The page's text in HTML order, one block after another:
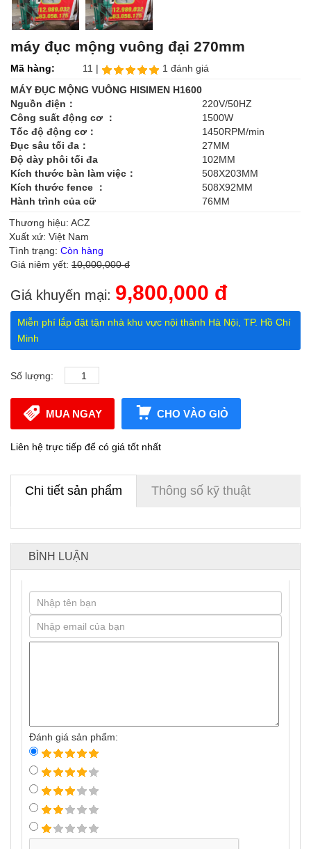
máy đục mộng vuông đại 270mm
Mã hàng: 11 |
1 đánh giá
MÁY ĐỤC MỘNG VUÔNG HISIMEN H1600
Nguồn điện ：
220V/50HZ
Công suất động cơ
：
1500W
Tốc độ động cơ ：
1450RPM/min
Đục sâu tối đa ：
27MM
Độ dày phôi tối đa
102MM
Kích thước bàn làm việc ：
508X203MM
Kích thước fence
：
508X92MM
Hành trình của cữ
76MM
Thương hiệu: ACZ
Xuất xứ: Việt Nam
Tình trạng: Còn hàng
Giá niêm yết: 10,000,000 đ
Giá khuyến mại: 9,800,000 đ
Miễn phí lắp đặt tận nhà khu vực nội thành Hà Nội, TP. Hồ Chí
Minh
Số lượng:
MUA NGAY CHO VÀO GIỎ
Liên hệ trực tiếp để có giá tốt nhất
Chi tiết sản phẩm Thông số kỹ thuật
BÌNH LUẬN
Đánh giá sản phẩm: